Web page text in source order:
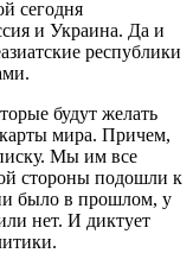
сегодня
и Украина. Да и
республики
будут желать
мира. Причем,
Мы им все
стороны подошли к
было в прошлом, у
нет. И диктует